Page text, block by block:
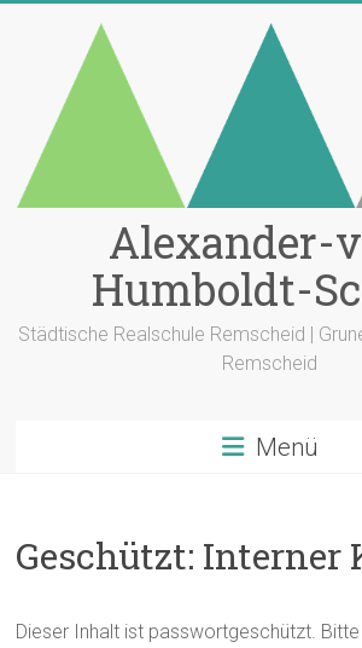
Alexander-
Humboldt-
Städtische Realschule Remscheid |
Remscheid
Menü
Geschützt: Interner
Dieser Inhalt ist passwortgeschützt.